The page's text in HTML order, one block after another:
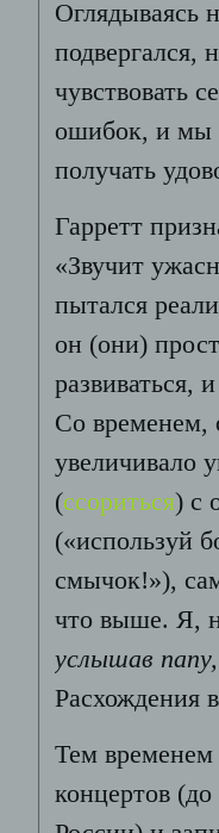
Оглядываясь
подвергался,
чувствовать
ошибок, и мы
получать
Гарретт
«Звучит
пытался
он (они)
развиваться,
Со временем,
увеличивало
(ссориться) с
(«используй
смычок!»),
что выше. Я,
услышав
Расхождения
Тем временем
концертов